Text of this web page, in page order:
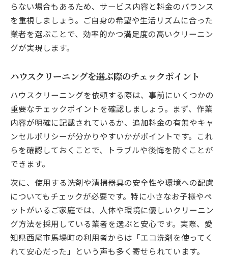
らない場合もあるため、サービス内容と料金のバランス
を重視しましょう。ご自身の希望や生活リズムに合った
業者を選ぶことで、効率的かつ満足度の高いクリーニン
グが実現します。
ハウスクリーニングを選ぶ際のチェックポイント
ハウスクリーニングを依頼する際は、事前にいくつかの
重要なチェックポイントを確認しましょう。まず、作業
内容が明確に記載されているか、追加料金の有無やキャ
ンセルポリシーが分かりやすいかがポイントです。これ
らを確認しておくことで、トラブルや後悔を防ぐことが
できます。
次に、使用する洗剤や清掃器具の安全性や環境への配慮
についてもチェックが必要です。特に小さなお子様やペ
ットがいるご家庭では、人体や環境に優しいクリーニン
グ方法を採用している業者を選ぶと安心です。実際、愛
知県西尾市馬場町の利用者からは「エコ洗剤を使ってく
れて安心だった」という声も多く寄せられています。